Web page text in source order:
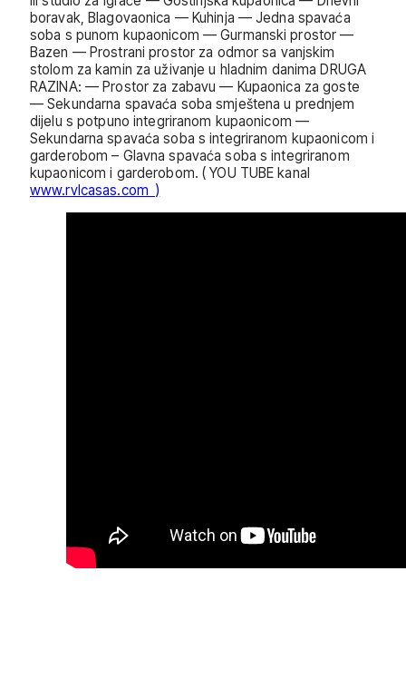
boravak, Blagovaonica — Kuhinja — Jedna spavaća
soba s punom kupaonicom — Gurmanski prostor —
Bazen — Prostrani prostor za odmor sa vanjskim
stolom za kamin za uživanje u hladnim danima DRUGA
RAZINA: — Prostor za zabavu — Kupaonica za goste
— Sekundarna spavaća soba smještena u prednjem
dijelu s potpuno integriranom kupaonicom —
Sekundarna spavaća soba s integriranom kupaonicom i
garderobom – Glavna spavaća soba s integriranom
kupaonicom i garderobom. ( YOU TUBE kanal
www.rvlcasas.com )